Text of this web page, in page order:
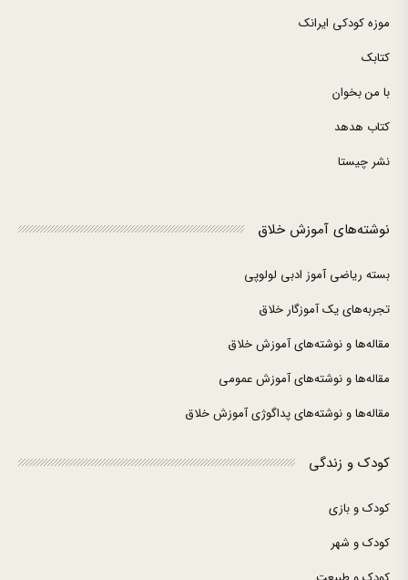
موزه کودکی ایرانک
کتابک
با من بخوان
کتاب هدهد
نشر چیستا
نوشته‌های آموزش خلاق
بسته ریاضی آموز ادبی لولوپی
تجربه‌های یک آموزگار خلاق
مقاله‌ها و نوشته‌های آموزش خلاق
مقاله‌ها و نوشته‌های آموزش عمومی
مقاله‌ها و نوشته‌های پداگوژی آموزش خلاق
کودک و زندگی
کودک و بازی
کودک و شهر